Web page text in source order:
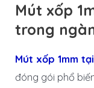
Mút xốp
trong
Mút xốp 1mm
đóng gói phổ